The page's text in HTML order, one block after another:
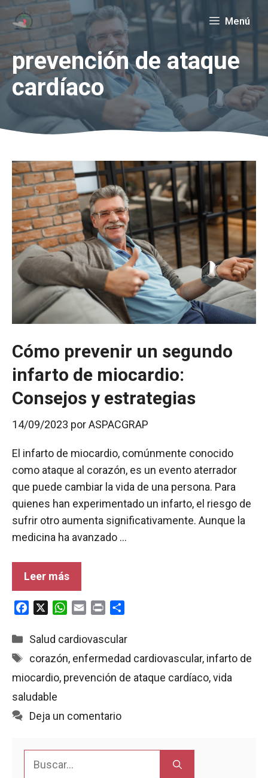
Saltar
contenido
Menú
prevención de ataque
cardíaco
Cómo prevenir un segundo
infarto de miocardio:
Consejos y estrategias
14/09/2023 porASPACGRAP
El infarto de miocardio, comúnmente conocido
como ataque al corazón, es un evento aterrador
que puede cambiar la vida de una persona. Para
quienes han experimentado un infarto, el riesgo de
sufrir otro aumenta significativamente. Aunque la
medicina ha avanzado …
Leer más
c
b
o
o
W
a
s
A
a
l
i
t
m
a
r
Categorías
Salud cardiovascular
Etiquetas
corazón, enfermedad cardiovascular, infarto de
miocardio, prevención de ataque cardíaco,vida
saludable
Deja un comentario